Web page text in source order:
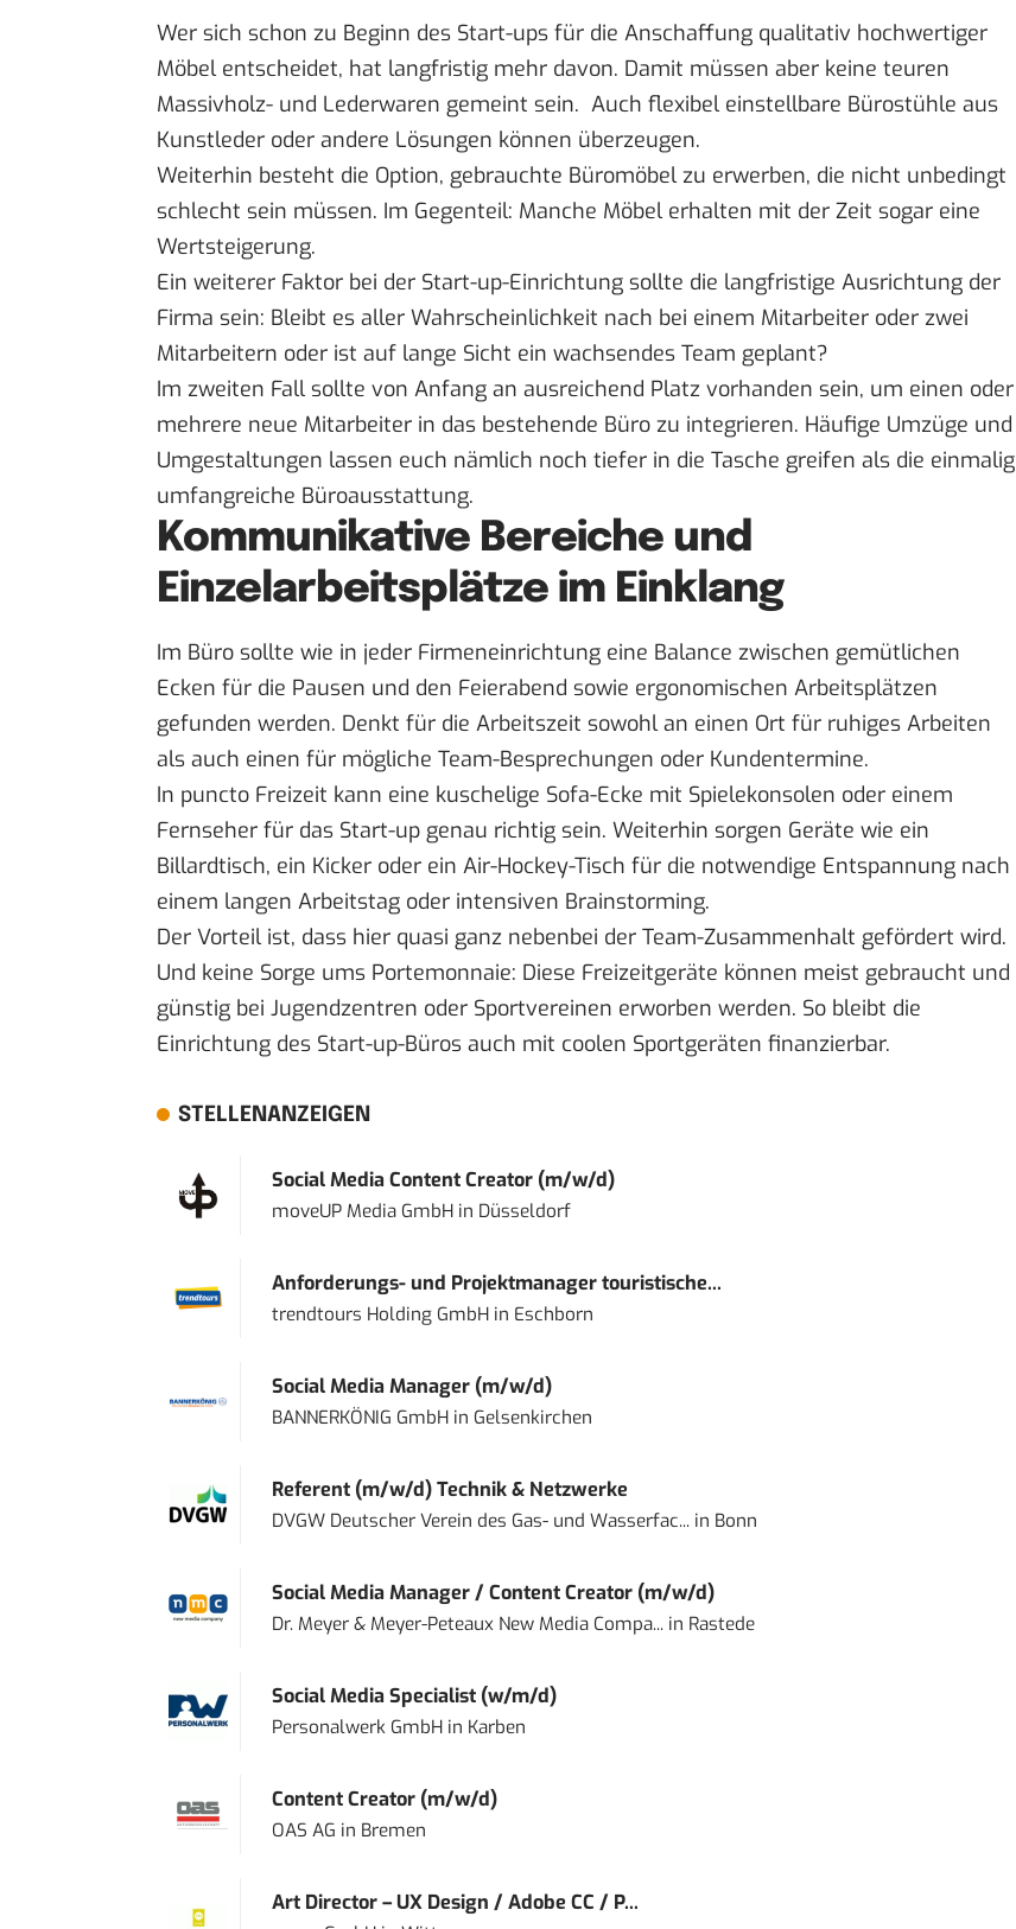
Wer sich schon zu Beginn des Start-ups für die Anschaffung qualitativ hochwertiger
Möbel entscheidet, hat langfristig mehr davon. Damit müssen aber keine teuren
Massivholz- und Lederwaren gemeint sein. Auch flexibel einstellbare Bürostühle aus
Kunstleder oder andere Lösungen können überzeugen.
Weiterhin besteht die Option, gebrauchte Büromöbel zu erwerben, die nicht unbedingt
schlecht sein müssen. Im Gegenteil: Manche Möbel erhalten mit der Zeit sogar eine
Wertsteigerung.
Ein weiterer Faktor bei der Start-up-Einrichtung sollte die langfristige Ausrichtung der
Firma sein: Bleibt es aller Wahrscheinlichkeit nach bei einem Mitarbeiter oder zwei
Mitarbeitern oder ist auf lange Sicht ein wachsendes Team geplant?
Im zweiten Fall sollte von Anfang an ausreichend Platz vorhanden sein, um einen oder
mehrere neue Mitarbeiter in das bestehende Büro zu integrieren. Häufige Umzüge und
Umgestaltungen lassen euch nämlich noch tiefer in die Tasche greifen als die einmalig
umfangreiche Büroausstattung.
Kommunikative Bereiche und
Einzelarbeitsplätze im Einklang
Im Büro sollte wie in jeder Firmeneinrichtung eine Balance zwischen gemütlichen
Ecken für die Pausen und den Feierabend sowie ergonomischen Arbeitsplätzen
gefunden werden. Denkt für die Arbeitszeit sowohl an einen Ort für ruhiges Arbeiten
als auch einen für mögliche Team-Besprechungen oder Kundentermine.
In puncto Freizeit kann eine kuschelige Sofa-Ecke mit Spielekonsolen oder einem
Fernseher für das Start-up genau richtig sein. Weiterhin sorgen Geräte wie ein
Billardtisch, ein Kicker oder ein Air-Hockey-Tisch für die notwendige Entspannung nach
einem langen Arbeitstag oder intensiven Brainstorming.
Der Vorteil ist, dass hier quasi ganz nebenbei der Team-Zusammenhalt gefördert wird.
Und keine Sorge ums Portemonnaie: Diese Freizeitgeräte können meist gebraucht und
günstig bei Jugendzentren oder Sportvereinen erworben werden. So bleibt die
Einrichtung des Start-up-Büros auch mit coolen Sportgeräten finanzierbar.
STELLENANZEIGEN
Social Media Content Creator (m/w/d)
moveUP Media GmbHin Düsseldorf
Anforderungs- und Projektmanager touristische...
trendtours Holding GmbHin Eschborn
Social Media Manager (m/w/d)
BANNERKÖNIG GmbHin Gelsenkirchen
Referent (m/w/d) Technik & Netzwerke
DVGW Deutscher Verein des Gas- und Wasserfac...in Bonn
Social Media Manager / Content Creator (m/w/d)
Dr. Meyer & Meyer-Peteaux New Media Compa...in Rastede
Social Media Specialist (w/m/d)
Personalwerk GmbHin Karben
Content Creator (m/w/d)
OAS AG in Bremen
Art Director – UX Design / Adobe CC / P...